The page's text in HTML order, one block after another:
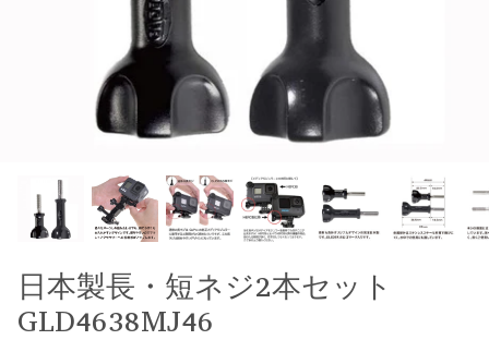
日本製長・短ネジ2本セット
GLD4638MJ46